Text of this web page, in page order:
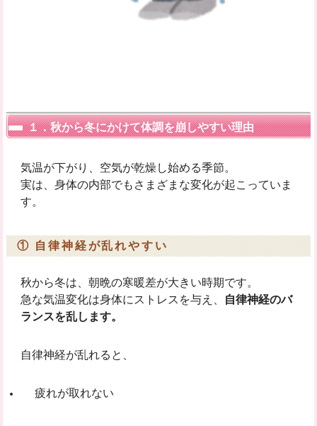
１．秋から冬にかけて体調を崩しやすい理由
気温が下がり、空気が乾燥し始める季節。
実は、身体の内部でもさまざまな変化が起こっていま
す。
① 自律神経が乱れやすい
秋から冬は、朝晩の寒暖差が大きい時期です。
急な気温変化は身体にストレスを与え、
自律神経のバ
ランスを乱します。
自律神経が乱れると、
疲れが取れない